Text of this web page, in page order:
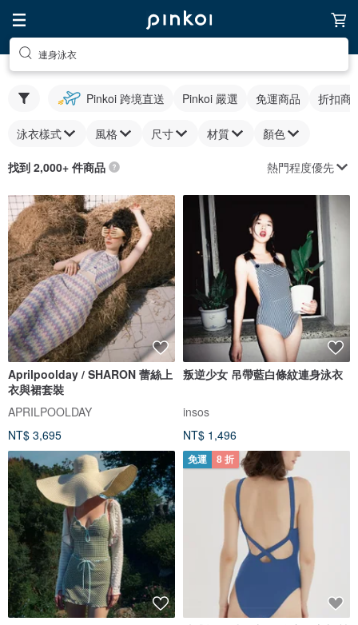
連身泳衣
Pinkoi 跨境直送 Pinkoi 嚴選 免運商品 折扣商
泳衣樣式 風格 尺寸 材質 顏色
找到 2,000+ 件商品 熱門程度優先
Aprilpoolday / SHARON 蕾絲上
衣與裙套裝
APRILPOOLDAY
NT$ 3,695
叛逆少女 吊帶藍白條紋連身泳衣
insos
NT$ 1,496
免運 8 折